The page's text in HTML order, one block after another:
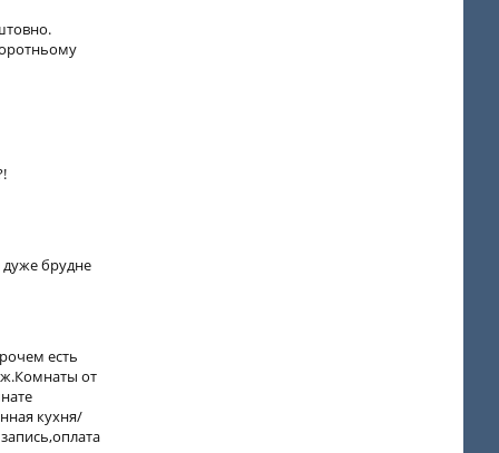
дуже брудне
есть
от
кухня/